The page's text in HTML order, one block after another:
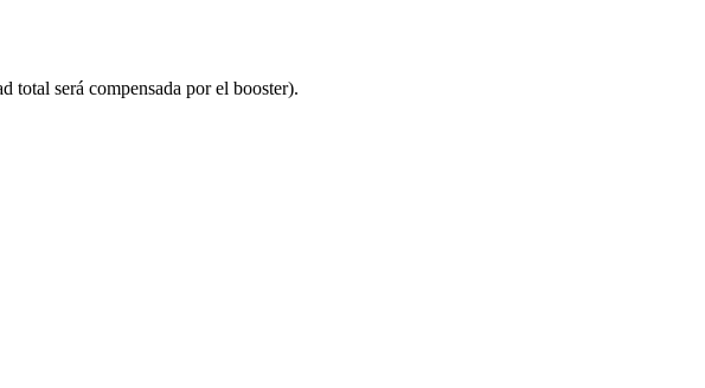
total será compensada por el booster).